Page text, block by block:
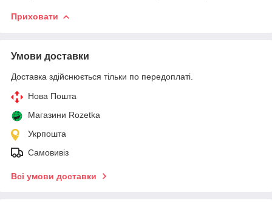
Приховати
Умови доставки
Доставка здійснюється тільки по передоплаті.
Нова Пошта
Магазини Rozetka
Укрпошта
Самовивіз
Всі умови доставки